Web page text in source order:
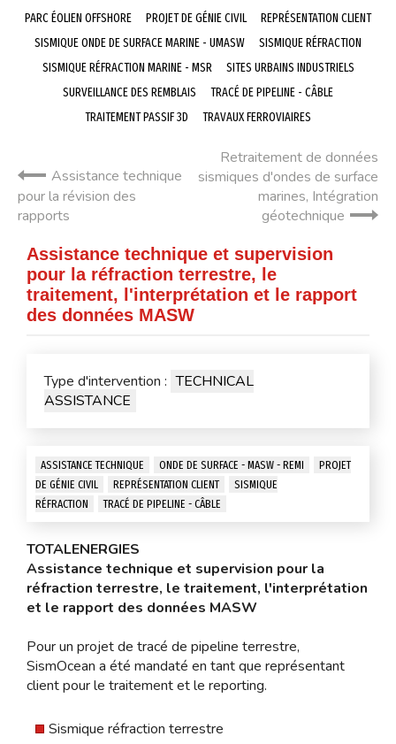
PARC ÉOLIEN OFFSHORE
PROJET DE GÉNIE CIVIL
REPRÉSENTATION CLIENT
SISMIQUE ONDE DE SURFACE MARINE - UMASW
SISMIQUE RÉFRACTION
SISMIQUE RÉFRACTION MARINE - MSR
SITES URBAINS INDUSTRIELS
SURVEILLANCE DES REMBLAIS
TRACÉ DE PIPELINE - CÂBLE
TRAITEMENT PASSIF 3D
TRAVAUX FERROVIAIRES
Assistance technique
pour la révision des
rapports
Retraitement de données
sismiques d'ondes de surface
marines, Intégration
géotechnique
Assistance technique et supervision
pour la réfraction terrestre, le
traitement, l'interprétation et le rapport
des données MASW
Type d'intervention : TECHNICAL
ASSISTANCE
ASSISTANCE TECHNIQUE ONDE DE SURFACE - MASW - REMI
PROJET
DE GÉNIE CIVIL
REPRÉSENTATION CLIENT
SISMIQUE
RÉFRACTION
TRACÉ DE PIPELINE - CÂBLE
TOTALENERGIES
Assistance technique et supervision pour la
réfraction terrestre, le traitement, l'interprétation
et le rapport des données MASW
Pour un projet de tracé de pipeline terrestre,
SismOcean a été mandaté en tant que représentant
client pour le traitement et le reporting.
Sismique réfraction terrestre